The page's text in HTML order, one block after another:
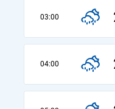
03:00
04:00